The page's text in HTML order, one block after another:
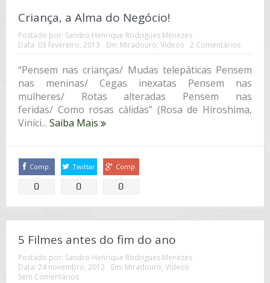
Criança, a Alma do Negócio!
Postado por: Sandro Henrique Rodrigues Menezes
Data: 03 fevereiro, 2013 Em: Miradouro, Vídeos 2 Comentários
“Pensem nas crianças/ Mudas telepáticas Pensem
nas meninas/ Cegas inexatas Pensem nas
mulheres/ Rotas alteradas Pensem nas
feridas/ Como rosas cálidas” (Rosa de Hiroshima,
Viníci... Saiba Mais
Comp.
0
Twittar
0
Comp.
0
5 Filmes antes do fim do ano
Postado por: Sandro Henrique Rodrigues Menezes
Data: 24 novembro, 2012 Em: Miradouro, Vídeos
Sem Comentários